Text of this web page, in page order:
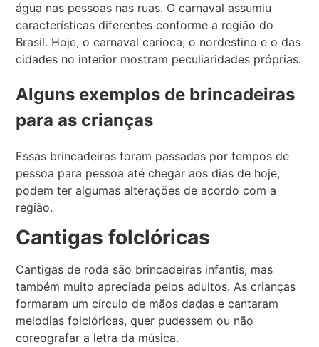
água nas pessoas nas ruas. O carnaval assumiu
características diferentes conforme a região do
Brasil. Hoje, o carnaval carioca, o nordestino e o das
cidades no interior mostram peculiaridades próprias.
Alguns exemplos de brincadeiras
para as crianças
Essas brincadeiras foram passadas por tempos de
pessoa para pessoa até chegar aos dias de hoje,
podem ter algumas alterações de acordo com a
região.
Cantigas folclóricas
Cantigas de roda são brincadeiras infantis, mas
também muito apreciada pelos adultos. As crianças
formaram um círculo de mãos dadas e cantaram
melodias folclóricas, quer pudessem ou não
coreografar a letra da música.